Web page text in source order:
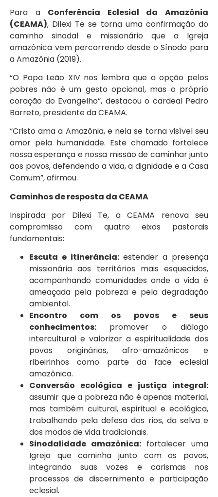
Para a Conferência Eclesial da Amazônia
(CEAMA), Dilexi Te se torna uma confirmação do
caminho sinodal e missionário que a Igreja
amazônica vem percorrendo desde o Sínodo para
a Amazônia (2019).
“O Papa Leão XIV nos lembra que a opção pelos
pobres não é um gesto opcional, mas o próprio
coração do Evangelho”, destacou o cardeal Pedro
Barreto, presidente da CEAMA.
“Cristo ama a Amazônia, e nela se torna visível seu
amor pela humanidade. Este chamado fortalece
nossa esperança e nossa missão de caminhar junto
aos povos, defendendo a vida, a dignidade e a Casa
Comum”, afirmou.
Caminhos de resposta da CEAMA
Inspirada por Dilexi Te, a CEAMA renova seu
compromisso com quatro eixos pastorais
fundamentais:
Escuta e itinerância:estender a presença
missionária aos territórios mais esquecidos,
acompanhando comunidades onde a vida é
ameaçada pela pobreza e pela degradação
ambiental.
Encontro com os povos e seus
conhecimentos: promover o diálogo
intercultural e valorizar a espiritualidade dos
povos originários, afro-amazônicos e
ribeirinhos como parte da face eclesial
amazônica.
Conversão ecológica e justiça integral:
assumir que a pobreza não é apenas material,
mas também cultural, espiritual e ecológica,
trabalhando pela defesa dos rios, da selva e
dos modos de vida tradicionais.
Sinodalidade amazônica: fortalecer uma
Igreja que caminha junto com os povos,
integrando suas vozes e carismas nos
processos de discernimento e participação
eclesial.